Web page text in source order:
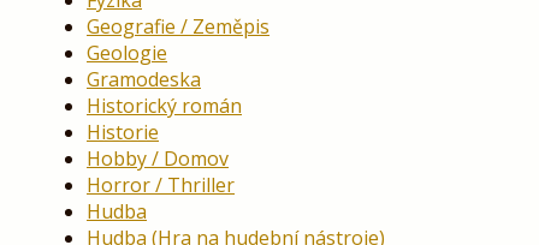
Geografie / Zeměpis
Geologie
Gramodeska
Historický román
Historie
Hobby / Domov
Horror / Thriller
Hudba
Hudba (Hra na hudební nástroje)